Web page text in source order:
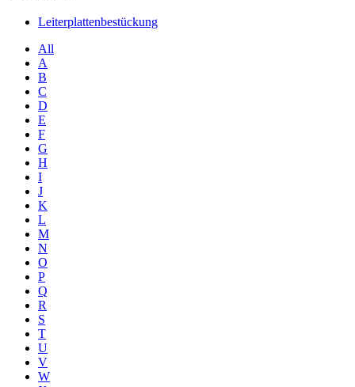
Leiterplattenbestückung
All
A
B
C
D
E
F
G
H
I
J
K
L
M
N
O
P
Q
R
S
T
U
V
W